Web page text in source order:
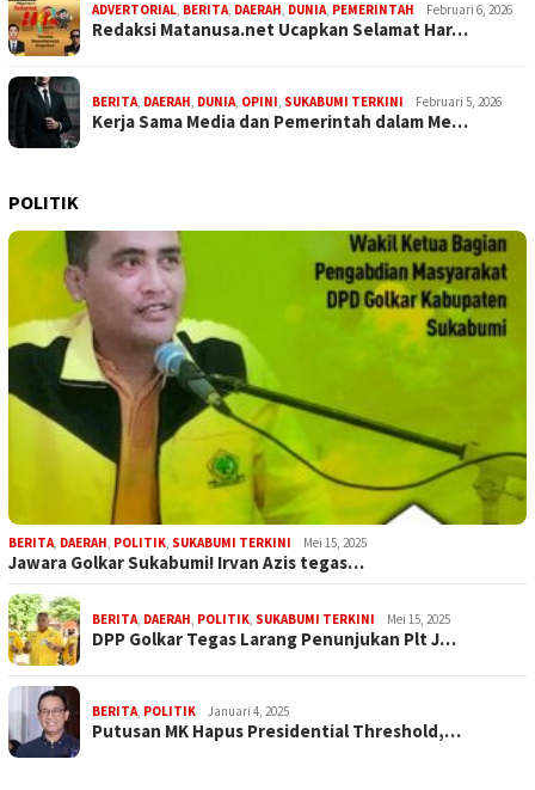
ADVERTORIAL, BERITA, DAERAH, DUNIA, PEMERINTAH Februari 6, 2026
Redaksi Matanusa.net Ucapkan Selamat Har…
BERITA, DAERAH, DUNIA, OPINI, SUKABUMI TERKINI Februari 5, 2026
Kerja Sama Media dan Pemerintah dalam Me…
POLITIK
BERITA, DAERAH, POLITIK, SUKABUMI TERKINI Mei 15, 2025
Jawara Golkar Sukabumi! Irvan Azis tegas…
BERITA, DAERAH, POLITIK, SUKABUMI TERKINI Mei 15, 2025
DPP Golkar Tegas Larang Penunjukan Plt J…
BERITA, POLITIK Januari 4, 2025
Putusan MK Hapus Presidential Threshold,…